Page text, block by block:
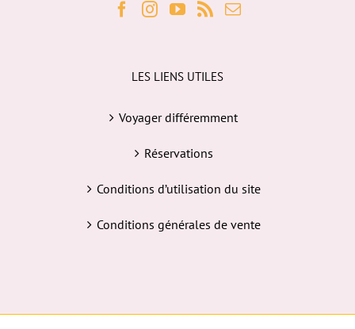
LES LIENS UTILES
Voyager différemment
Réservations
Conditions d’utilisation du site
Conditions générales de vente